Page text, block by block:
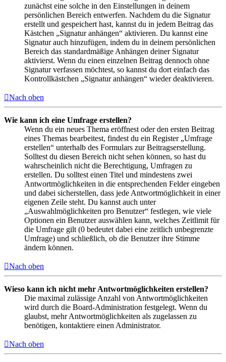
zunächst eine solche in den Einstellungen in deinem
persönlichen Bereich entwerfen. Nachdem du die Signatur
erstellt und gespeichert hast, kannst du in jedem Beitrag das
Kästchen „Signatur anhängen“ aktivieren. Du kannst eine
Signatur auch hinzufügen, indem du in deinem persönlichen
Bereich das standardmäßige Anhängen deiner Signatur
aktivierst. Wenn du einen einzelnen Beitrag dennoch ohne
Signatur verfassen möchtest, so kannst du dort einfach das
Kontrollkästchen „Signatur anhängen“ wieder deaktivieren.
Nach oben
Wie kann ich eine Umfrage erstellen?
Wenn du ein neues Thema eröffnest oder den ersten Beitrag
eines Themas bearbeitest, findest du ein Register „Umfrage
erstellen“ unterhalb des Formulars zur Beitragserstellung.
Solltest du diesen Bereich nicht sehen können, so hast du
wahrscheinlich nicht die Berechtigung, Umfragen zu
erstellen. Du solltest einen Titel und mindestens zwei
Antwortmöglichkeiten in die entsprechenden Felder eingeben
und dabei sicherstellen, dass jede Antwortmöglichkeit in einer
eigenen Zeile steht. Du kannst auch unter
„Auswahlmöglichkeiten pro Benutzer“ festlegen, wie viele
Optionen ein Benutzer auswählen kann, welches Zeitlimit für
die Umfrage gilt (0 bedeutet dabei eine zeitlich unbegrenzte
Umfrage) und schließlich, ob die Benutzer ihre Stimme
ändern können.
Nach oben
Wieso kann ich nicht mehr Antwortmöglichkeiten erstellen?
Die maximal zulässige Anzahl von Antwortmöglichkeiten
wird durch die Board-Administration festgelegt. Wenn du
glaubst, mehr Antwortmöglichkeiten als zugelassen zu
benötigen, kontaktiere einen Administrator.
Nach oben